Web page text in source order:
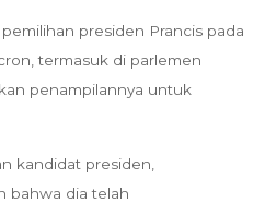
presiden Prancis pada
termasuk di parlemen
penampilannya untuk
kandidat presiden,
bahwa dia telah